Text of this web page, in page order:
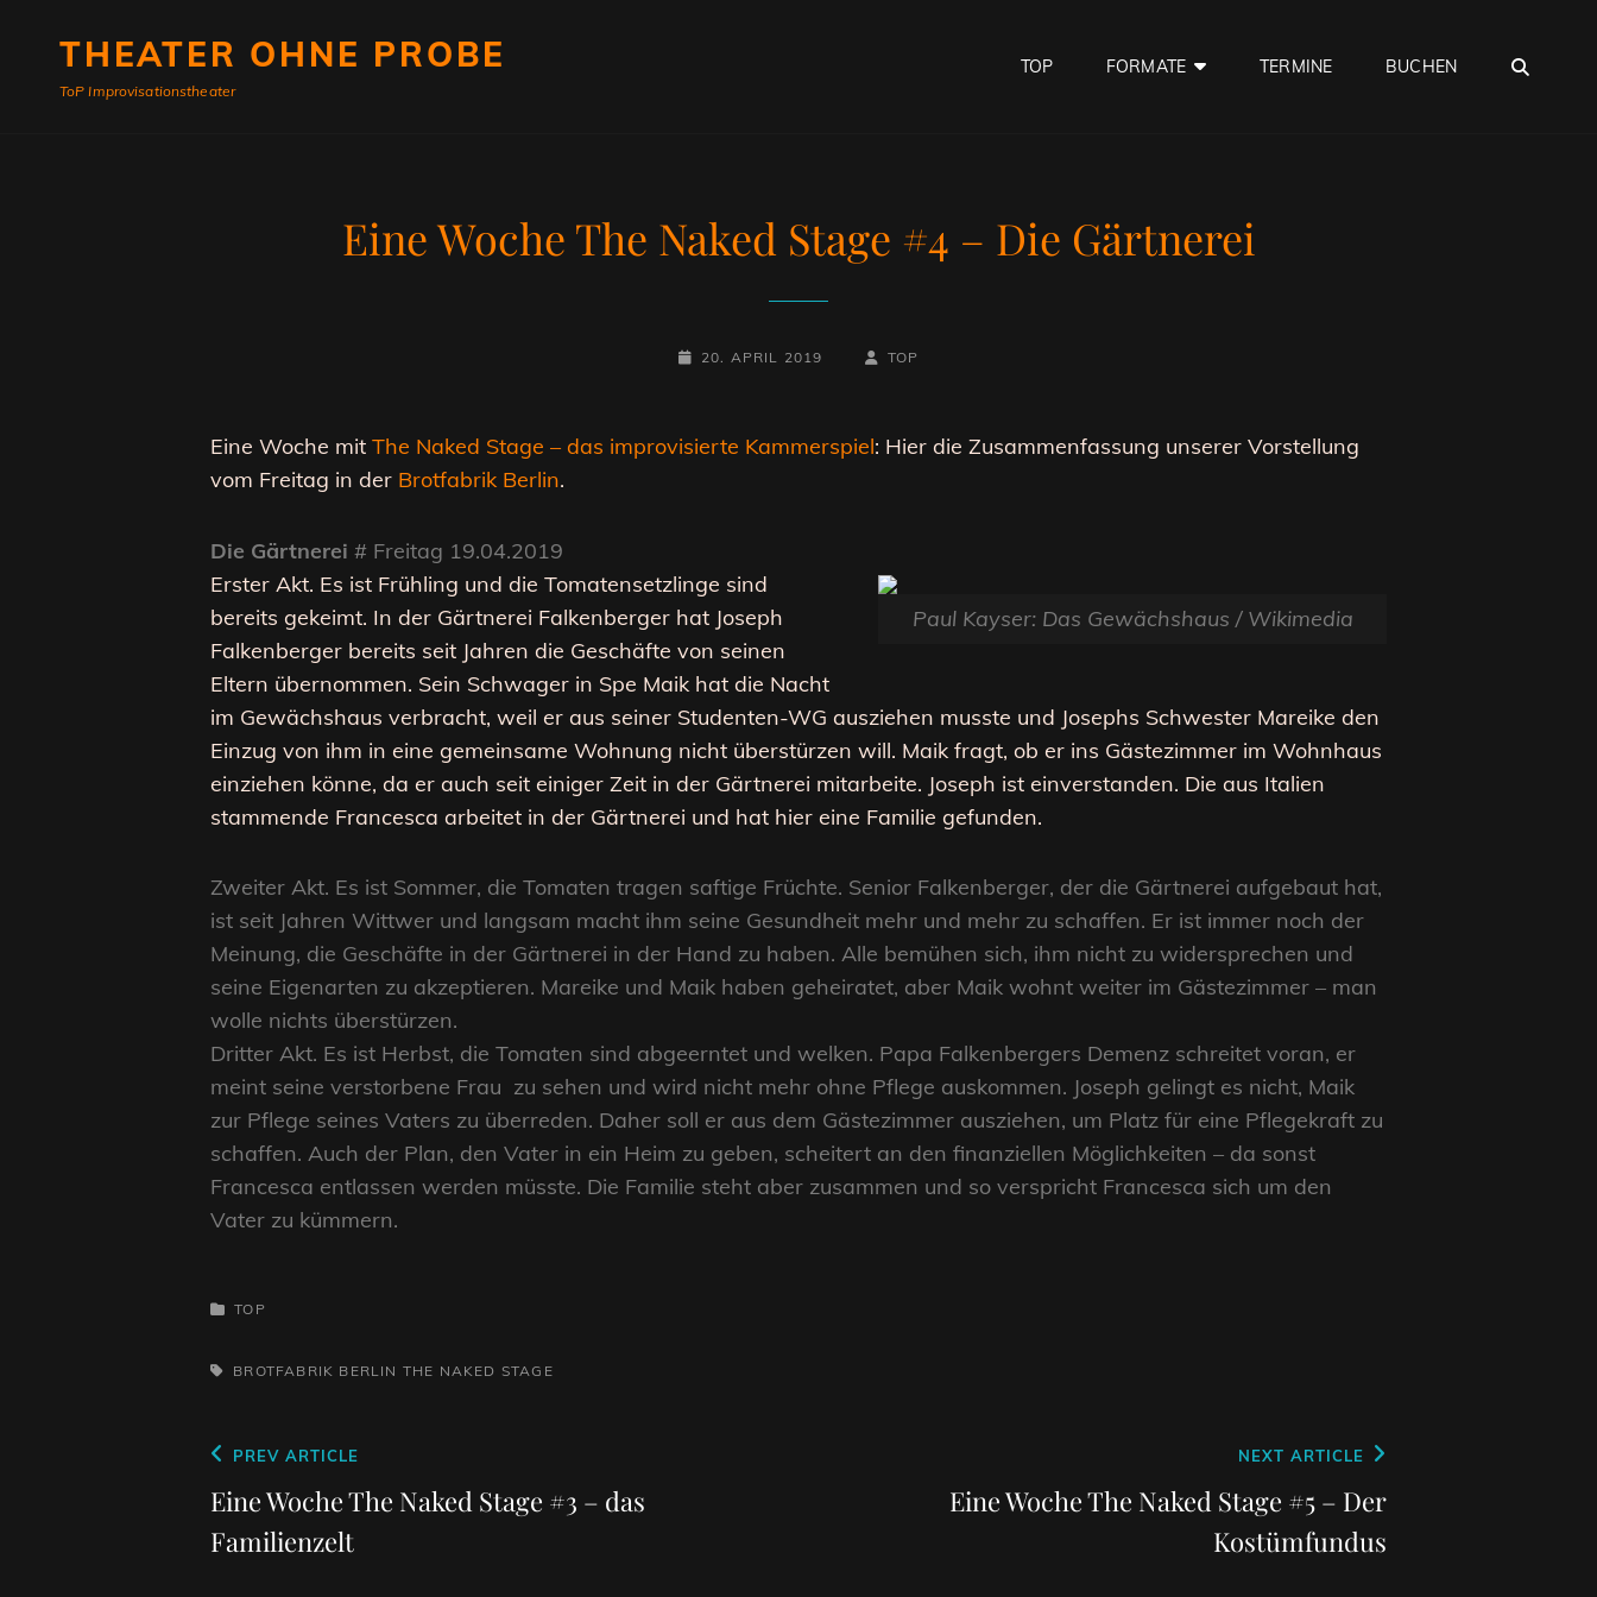
THEATER OHNE PROBE
ToP Improvisationstheater
TOP FORMATE TERMINE BUCHEN
Eine Woche The Naked Stage #4 – Die Gärtnerei
POSTED-
20. APRIL 2019
BY
BYLINE
TOP
Eine Woche mit The Naked Stage – das improvisierte Kammerspiel: Hier die Zusammenfassung unserer Vorstellung
vom Freitag in der Brotfabrik Berlin.
Die Gärtnerei # Freitag 19.04.2019
Paul Kayser: Das Gewächshaus / Wikimedia
Erster Akt. Es ist Frühling und die Tomatensetzlinge sind
bereits gekeimt. In der Gärtnerei Falkenberger hat Joseph
Falkenberger bereits seit Jahren die Geschäfte von seinen
Eltern übernommen. Sein Schwager in Spe Maik hat die Nacht
im Gewächshaus verbracht, weil er aus seiner Studenten-WG ausziehen musste und Josephs Schwester Mareike den
Einzug von ihm in eine gemeinsame Wohnung nicht überstürzen will. Maik fragt, ob er ins Gästezimmer im Wohnhaus
einziehen könne, da er auch seit einiger Zeit in der Gärtnerei mitarbeite. Joseph ist einverstanden. Die aus Italien
stammende Francesca arbeitet in der Gärtnerei und hat hier eine Familie gefunden.
Zweiter Akt. Es ist Sommer, die Tomaten tragen saftige Früchte. Senior Falkenberger, der die Gärtnerei aufgebaut hat,
ist seit Jahren Wittwer und langsam macht ihm seine Gesundheit mehr und mehr zu schaffen. Er ist immer noch der
Meinung, die Geschäfte in der Gärtnerei in der Hand zu haben. Alle bemühen sich, ihm nicht zu widersprechen und
seine Eigenarten zu akzeptieren. Mareike und Maik haben geheiratet, aber Maik wohnt weiter im Gästezimmer – man
wolle nichts überstürzen.
Dritter Akt. Es ist Herbst, die Tomaten sind abgeerntet und welken. Papa Falkenbergers Demenz schreitet voran, er
meint seine verstorbene Frau zu sehen und wird nicht mehr ohne Pflege auskommen. Joseph gelingt es nicht, Maik
zur Pflege seines Vaters zu überreden. Daher soll er aus dem Gästezimmer ausziehen, um Platz für eine Pflegekraft zu
schaffen. Auch der Plan, den Vater in ein Heim zu geben, scheitert an den finanziellen Möglichkeiten – da sonst
Francesca entlassen werden müsste. Die Familie steht aber zusammen und so verspricht Francesca sich um den
Vater zu kümmern.
CATEGORIES
TOP
TAGS,BROTFABRIK BERLIN THE NAKED STAGE
Beitragsnavigation
Previous
Post
PREV ARTICLE
Eine Woche The Naked Stage #3 – das
Familienzelt
NEXT ARTICLE
Eine Woche The Naked Stage #5 – Der
Kostümfundus